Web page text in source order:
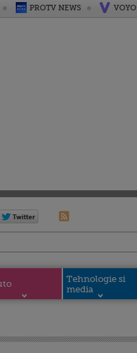
PROTV NEWS VOYO
Tehnologie si
media